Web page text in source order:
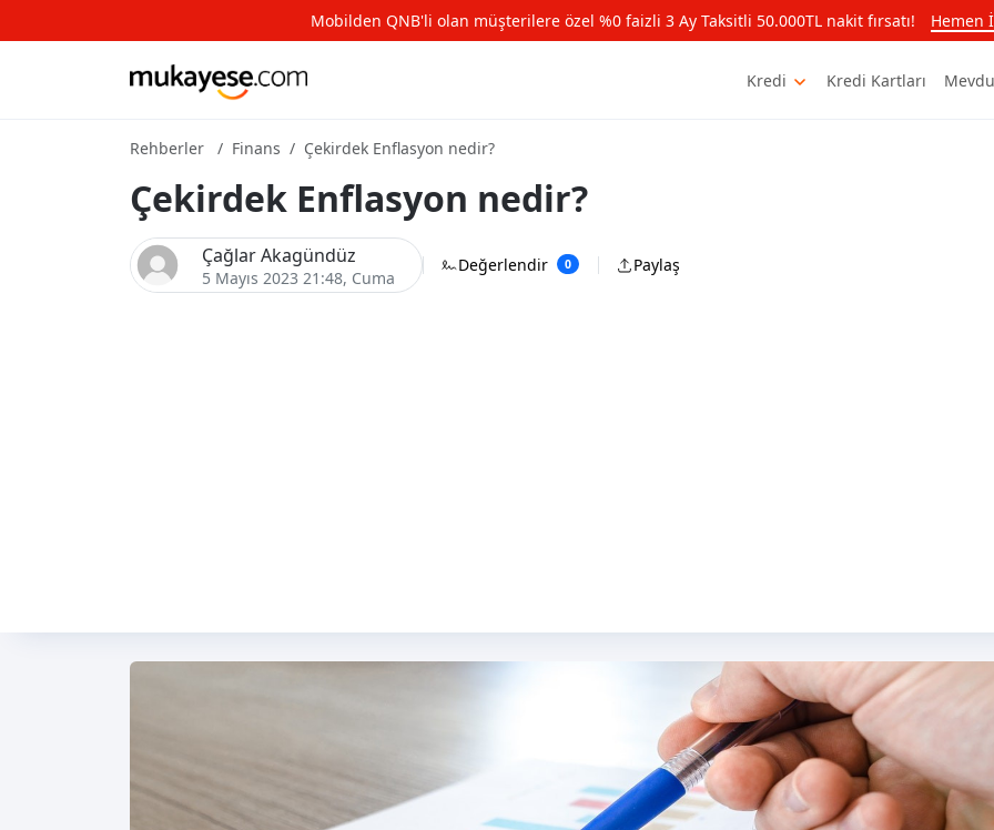
Mobilden QNB'li olan müşterilere özel %0 faizli 3 Ay Taksitli 50.000TL nakit fırsatı! Hemen
Kredi Kredi Kartları
Rehberler Finans Çekirdek Enflasyon nedir?
Çekirdek Enflasyon nedir?
Çağlar Akagündüz
5 Mayıs 2023 21:48, Cuma
Değerlendir 0 Paylaş